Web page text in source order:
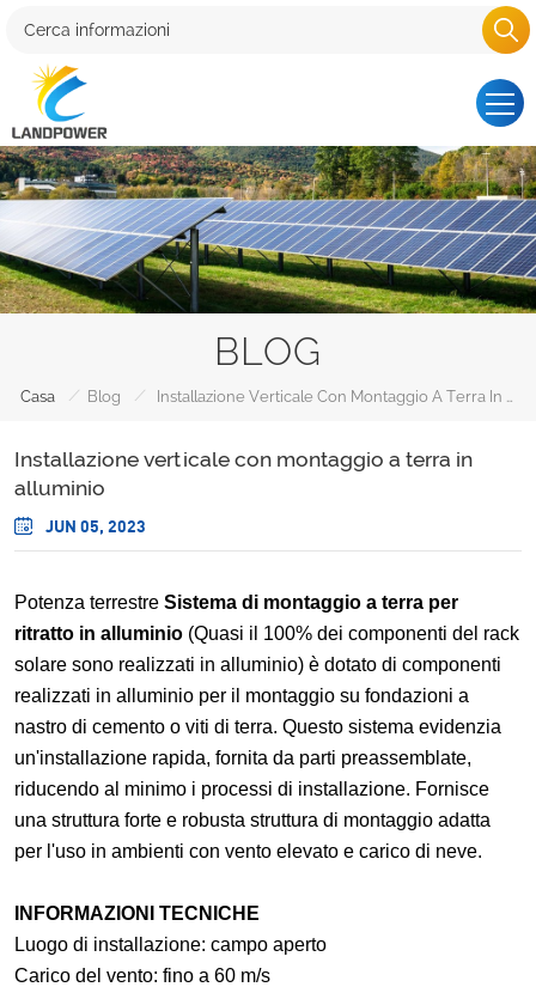
BLOG
Casa / Blog /
Installazione verticale con montaggio a terra in
alluminio
JUN 05, 2023
Potenza terrestre Sistema di montaggio a terra per
ritratto in alluminio (Quasi il 100% dei componenti del rack
solare sono realizzati in alluminio) è dotato di componenti
realizzati in alluminio per il montaggio su fondazioni a
nastro di cemento o viti di terra. Questo sistema evidenzia
un'installazione rapida, fornita da parti preassemblate,
riducendo al minimo i processi di installazione. Fornisce
una struttura forte e robusta struttura di montaggio adatta
per l'uso in ambienti con vento elevato e carico di neve.
INFORMAZIONI TECNICHE
Luogo di installazione: campo aperto
Carico del vento: fino a 60 m/s